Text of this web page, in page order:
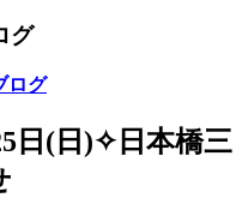
グ
ログ
日(日)✧日本橋三